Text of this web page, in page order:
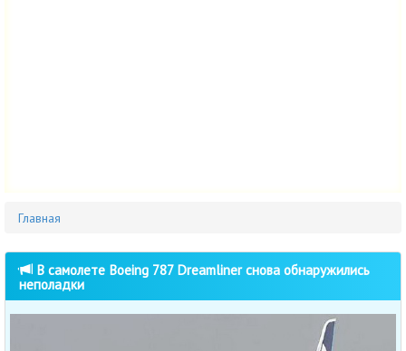
Главная
В самолете Boeing 787 Dreamliner снова обнаружились
неполадки